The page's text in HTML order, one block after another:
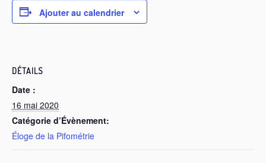
Ajouter au calendrier
DÉTAILS
Date :
16 mai 2020
Catégorie d’Évènement:
Éloge de la Pifométrie